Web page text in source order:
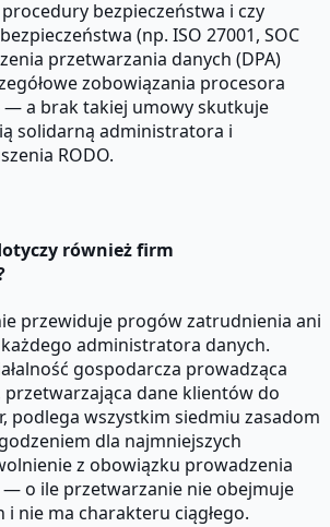
bezpieczeństwa i czy
(np. ISO 27001, SOC
przetwarzania danych (DPA)
zobowiązania procesora
— a brak takiej umowy skutkuje
solidarną administratora i
RODO.
również firm
przewiduje progów zatrudnienia ani
administratora danych.
gospodarcza prowadząca
dane klientów do
podlega wszystkim siedmiu zasadom
dla najmniejszych
z obowiązku prowadzenia
— o ile przetwarzanie nie obejmuje
nie ma charakteru ciągłego.